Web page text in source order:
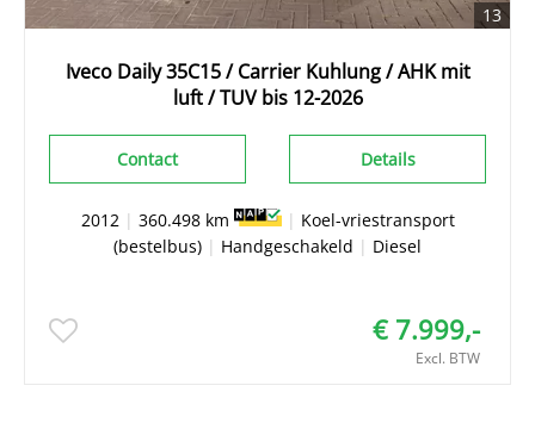
13
Iveco Daily 35C15 / Carrier Kuhlung / AHK mit
luft / TUV bis 12-2026
Details
Contact
2012 | 360.498 km | Koel-vriestransport
(bestelbus) | Handgeschakeld | Diesel
€ 7.999,-
Excl. BTW